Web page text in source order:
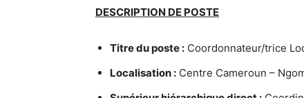
DESCRIPTION DE POSTE
Titre du poste : Coordonnateur/trice
Localisation : Centre Cameroun –